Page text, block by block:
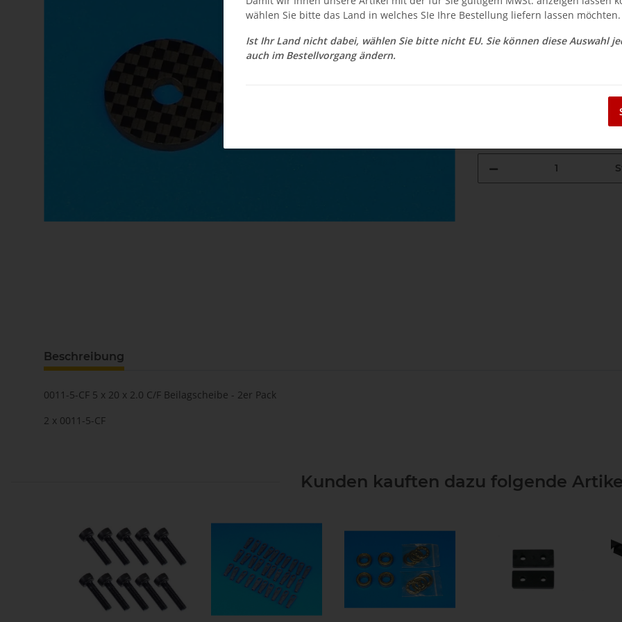
$ 4.27
inkl. 19% USt. , zzgl.Versand
(DE -
Beschreibung
0011-5-CF 5 x 20 x 2.0 C/F Beilagscheibe - 2er Pack
2 x 0011-5-CF
Kunden kauften dazu folgende
wählen Sie bitte das Land in welches SIe Ihre Bestellung liefern lassen möchten.
Ist Ihr Land nicht dabei, wählen Sie bitte nicht EU. Sie können diese Auswahl
auch im Bestellvorgang ändern.